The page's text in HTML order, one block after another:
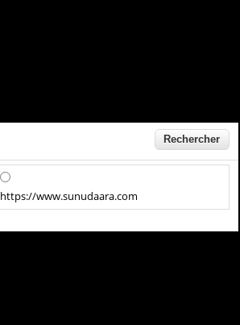
https://www.sunudaara.com